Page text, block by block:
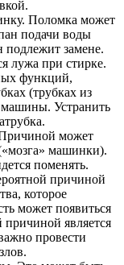
Поломка может
подачи воды
замене.
лужа при стирке.
функций,
(трубках из
Устранить
может
машинки).
поменять.
причиной
которое
может появиться
является
провести